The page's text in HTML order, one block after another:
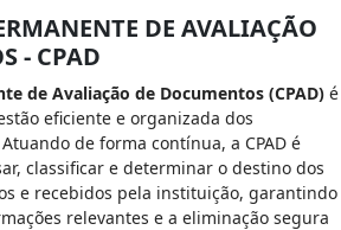
DE AVALIAÇÃO
- CPAD
de Avaliação de Documentos (CPAD) é
eficiente e organizada dos
de forma contínua, a CPAD é
classificar e determinar o destino dos
e recebidos pela instituição, garantindo
relevantes e a eliminação segura